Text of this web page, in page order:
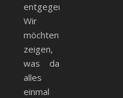
entgegengebracht.
Wir
möchten
zeigen,
was da
alles
einmal